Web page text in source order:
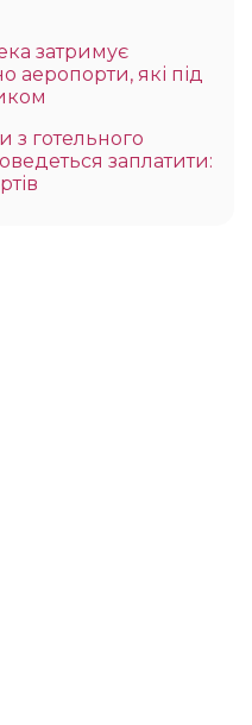
затримує
аеропорти, які під
з готельного
заплатити: